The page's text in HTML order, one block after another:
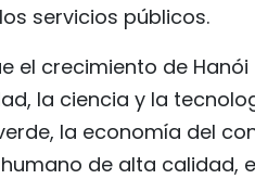
servicios públicos.
el crecimiento de
la ciencia y la
la economía del
de alta calidad,